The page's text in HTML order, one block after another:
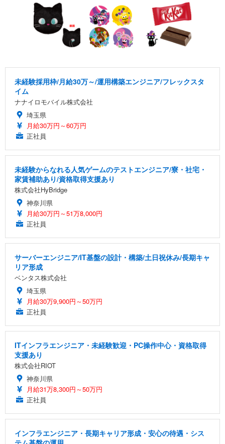
未経験採用枠/月給30万～/運用構築エンジニア/フレックスタ
イム
ナナイロモバイル株式会社
埼玉県
月給30万円～60万円
正社員
未経験からなれる人気ゲームのテストエンジニア/寮・社宅・
家賃補助あり/資格取得支援あり
株式会社HyBridge
神奈川県
月給30万円～51万8,000円
正社員
サーバーエンジニア/IT基盤の設計・構築/土日祝休み/長期キャ
リア形成
ベンタス株式会社
埼玉県
月給30万9,900円～50万円
正社員
ITインフラエンジニア・未経験歓迎・PC操作中心・資格取得
支援あり
株式会社RIOT
神奈川県
月給31万8,300円～50万円
正社員
インフラエンジニア・長期キャリア形成・安心の待遇・シス